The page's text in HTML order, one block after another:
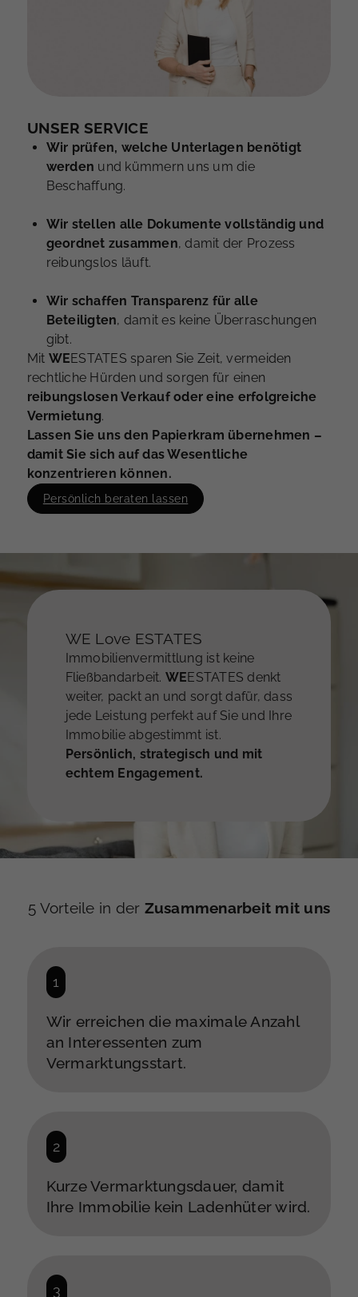
UNSER SERVICE
Wir prüfen, welche Unterlagen benötigt
werden und kümmern uns um die
Beschaffung.
Wir stellen alle Dokumente vollständig und
geordnet zusammen, damit der Prozess
reibungslos läuft.
Wir schaffen Transparenz für alle
Beteiligten, damit es keine Überraschungen
gibt.
Mit WEESTATES sparen Sie Zeit, vermeiden
rechtliche Hürden und sorgen für einen
reibungslosen Verkauf oder eine erfolgreiche
Vermietung.
Lassen Sie uns den Papierkram übernehmen –
damit Sie sich auf das Wesentliche
konzentrieren können.
Persönlich beraten lassen
WE Love ESTATES
Immobilienvermittlung ist keine
Fließbandarbeit. WEESTATES denkt
weiter, packt an und sorgt dafür, dass
jede Leistung perfekt auf Sie und Ihre
Immobilie abgestimmt ist.
Persönlich, strategisch und mit
echtem Engagement.
5 Vorteile in der Zusammenarbeit mit uns
Wir erreichen die maximale Anzahl
an Interessenten zum
Vermarktungsstart.
Kurze Vermarktungsdauer, damit
Ihre Immobilie kein Ladenhüter wird.